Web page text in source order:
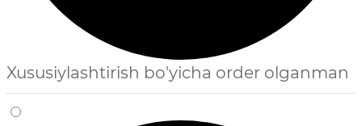
Xususiylashtirish bo'yicha order olganman